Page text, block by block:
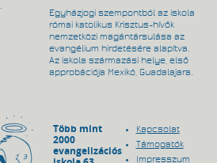
Egyházjogi szempontból az iskola
római katolikus Krisztus-hívők
nemzetközi magántársulása az
evangélium hirdetésére alapítva.
Az iskola származási helye, első
approbációja Mexikó, Guadalajara.
Több mint
2000
evangelizációs
Kapcsolat
Támogatók
Impresszum